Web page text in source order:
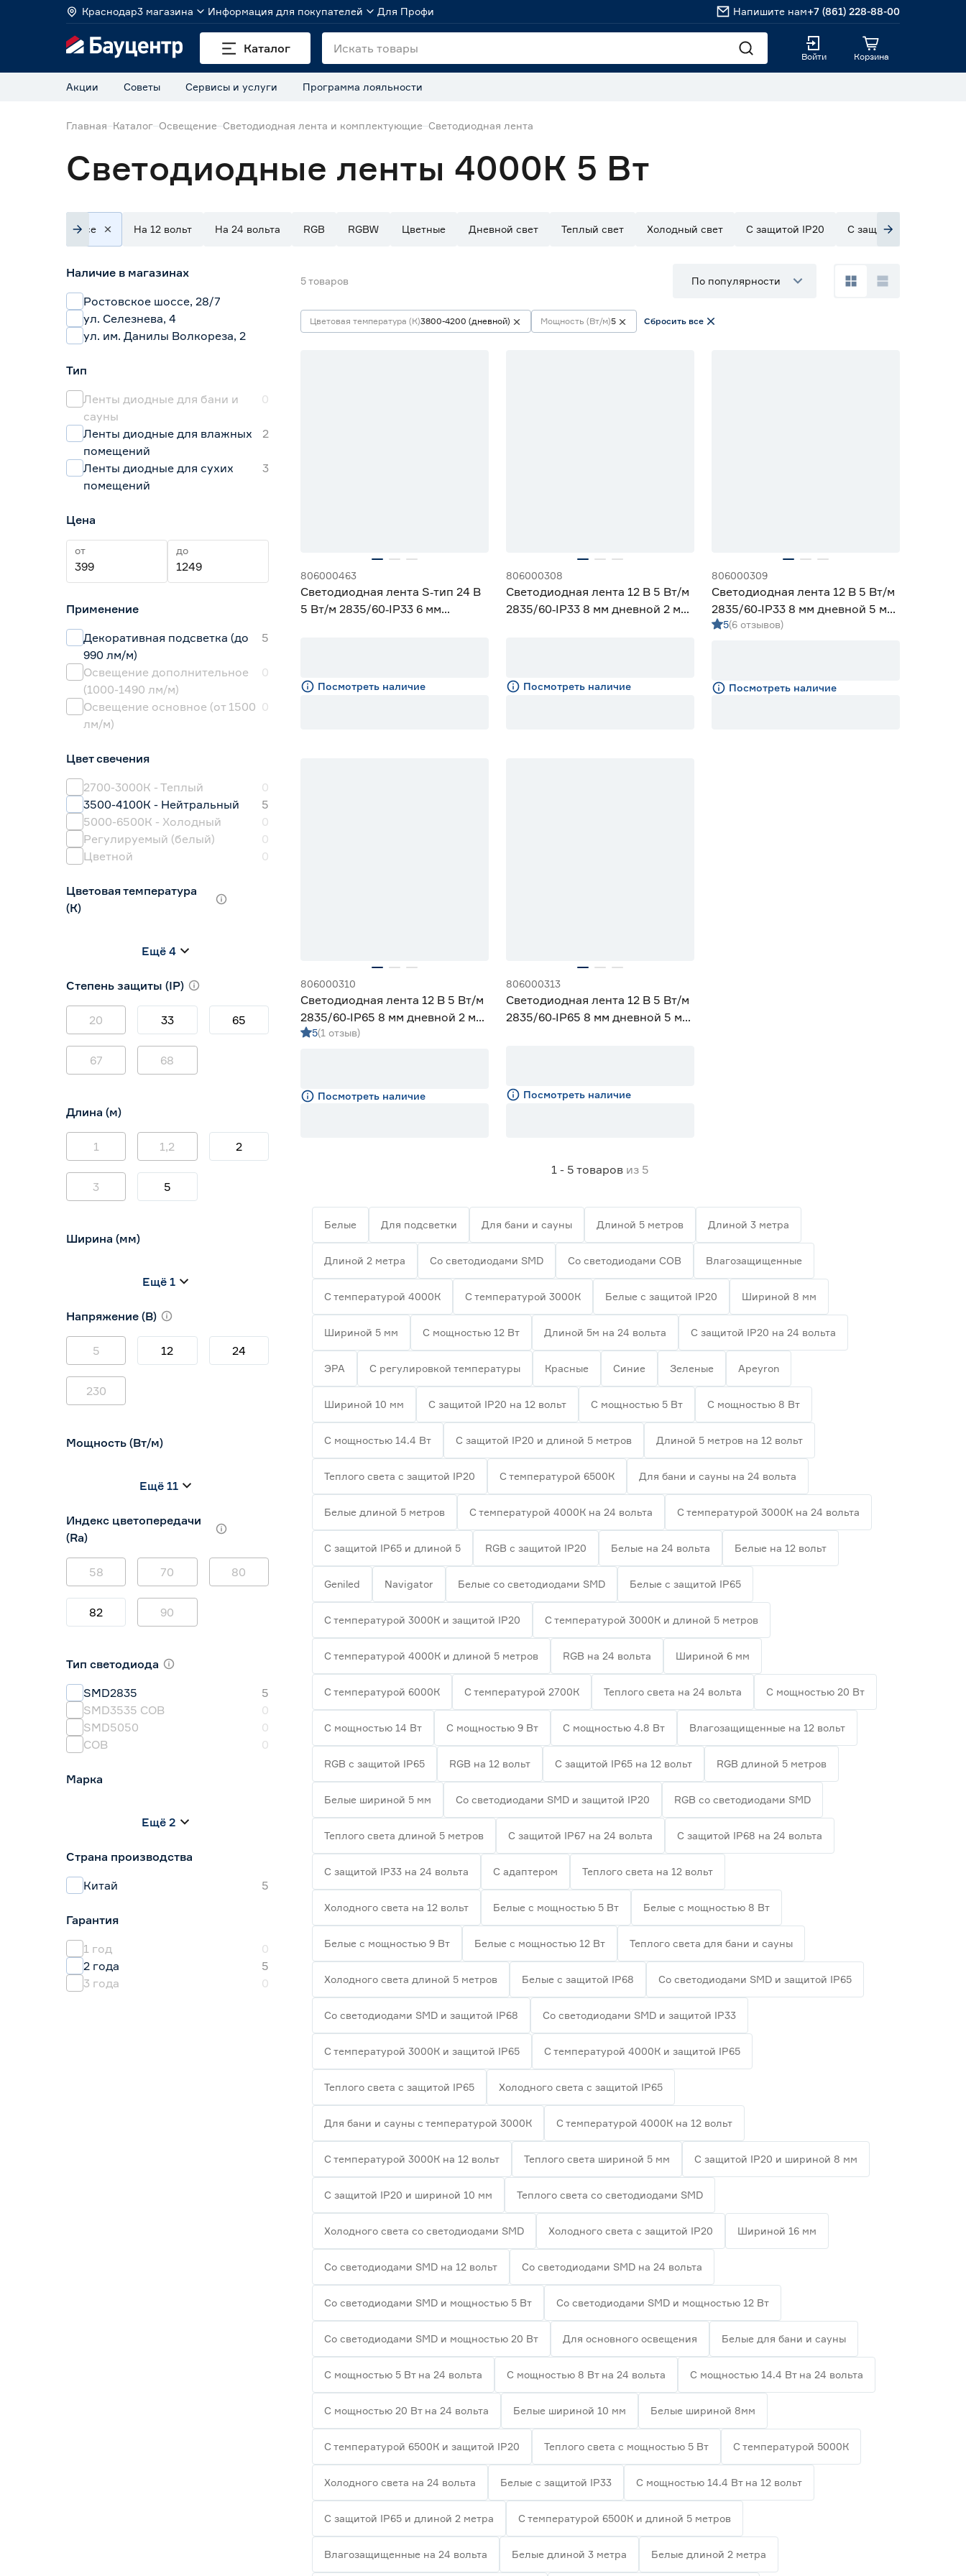
Краснодар3 магазина Информация для покупателей Для Профи Напишите нам+7 (861) 228-88-00
Каталог
Войти Корзина
Акции Советы Сервисы и услуги Программа лояльности
Главная Каталог Освещение Светодиодная лента и комплектующие Светодиодная лента
Светодиодные ленты 4000К 5 Вт
Все На 12 вольт На 24 вольта RGB RGBW Цветные Дневной свет Теплый свет Холодный свет С защитой IP20 С защитой IP33
Наличие в магазинах
Ростовское шоссе, 28/7
ул. Селезнева, 4
ул. им. Данилы Волкореза, 2
Тип
Ленты диодные для бани и
сауны
0
Ленты диодные для влажных
помещений
2
Ленты диодные для сухих
помещений
3
Цена
от до
Применение
Декоративная подсветка (до
990 лм/м)
5
Освещение дополнительное
(1000-1490 лм/м)
0
Освещение основное (от 1500
лм/м)
0
Цвет свечения
2700-3000К - Теплый
0
3500-4100К - Нейтральный
5
5000-6500К - Холодный
0
Регулируемый (белый)
0
Цветной
0
Цветовая температура
(К)
2700-3000 (теплый)
3800-4200 (дневной)
4000 (нейтральный)
0
Ещё 4
Степень защиты (IP)
20 33 65
67 68
Длина (м)
1 1,2 2
3 5
Ширина (мм)
10 12
Ещё 1
Напряжение (В)
5 12 24
230
Мощность (Вт/м)
5 7
Ещё 11
Индекс цветопередачи
(Ra)
58 70 80
82 90
Тип светодиода
SMD2835
5
SMD3535 СОВ
0
SMD5050
0
СОВ
0
Марка
Navigator
Ещё 2
Страна производства
Китай
5
Гарантия
1 год
0
2 года
5
3 года
0
5товаров По популярности
Цветовая температура (К)3800-4200 (дневной) Мощность (Вт/м)5 Сбросить все
806000463
Светодиодная лента S‑тип 24 В
5 Вт/м 2835/60‑IP33 6 мм
Посмотреть наличие
806000308
Светодиодная лента 12 В 5 Вт/м
2835/60‑IP33 8 мм дневной 2 м
Посмотреть наличие
806000309
Светодиодная лента 12 В 5 Вт/м
2835/60‑IP33 8 мм дневной 5 м
Geniled
5(6 отзывов)
Посмотреть наличие
806000310
Светодиодная лента 12 В 5 Вт/м
2835/60‑IP65 8 мм дневной 2 м
Geniled
5(1 отзыв)
Посмотреть наличие
806000313
Светодиодная лента 12 В 5 Вт/м
2835/60‑IP65 8 мм дневной 5 м
Посмотреть наличие
1 - 5 товаров из 5
Белые Для подсветки Для бани и сауны Длиной 5 метров Длиной 3 метра
Длиной 2 метра Со светодиодами SMD Со светодиодами СОВ Влагозащищенные
С температурой 4000К С температурой 3000К Белые с защитой IP20 Шириной 8 мм
Шириной 5 мм С мощностью 12 Вт Длиной 5м на 24 вольта С защитой IP20 на 24 вольта
ЭРА С регулировкой температуры Красные Синие Зеленые Apeyron
Шириной 10 мм С защитой IP20 на 12 вольт С мощностью 5 Вт С мощностью 8 Вт
С мощностью 14.4 Вт С защитой IP20 и длиной 5 метров Длиной 5 метров на 12 вольт
Теплого света с защитой IP20 С температурой 6500К Для бани и сауны на 24 вольта
Белые длиной 5 метров С температурой 4000К на 24 вольта С температурой 3000К на 24 вольта
С защитой IP65 и длиной 5 RGB с защитой IP20 Белые на 24 вольта Белые на 12 вольт
Geniled Navigator Белые со светодиодами SMD Белые с защитой IP65
С температурой 3000К и защитой IP20 С температурой 3000К и длиной 5 метров
С температурой 4000К и длиной 5 метров RGB на 24 вольта Шириной 6 мм
С температурой 6000К С температурой 2700К Теплого света на 24 вольта С мощностью 20 Вт
С мощностью 14 Вт С мощностью 9 Вт С мощностью 4.8 Вт Влагозащищенные на 12 вольт
RGB с защитой IP65 RGB на 12 вольт С защитой IP65 на 12 вольт RGB длиной 5 метров
Белые шириной 5 мм Со светодиодами SMD и защитой IP20 RGB со светодиодами SMD
Теплого света длиной 5 метров С защитой IP67 на 24 вольта С защитой IP68 на 24 вольта
С защитой IP33 на 24 вольта С адаптером Теплого света на 12 вольт
Холодного света на 12 вольт Белые с мощностью 5 Вт Белые с мощностью 8 Вт
Белые с мощностью 9 Вт Белые с мощностью 12 Вт Теплого света для бани и сауны
Холодного света длиной 5 метров Белые с защитой IP68 Со светодиодами SMD и защитой IP65
Со светодиодами SMD и защитой IP68 Со светодиодами SMD и защитой IP33
С температурой 3000К и защитой IP65 С температурой 4000К и защитой IP65
Теплого света с защитой IP65 Холодного света с защитой IP65
Для бани и сауны с температурой 3000К С температурой 4000К на 12 вольт
С температурой 3000К на 12 вольт Теплого света шириной 5 мм С защитой IP20 и шириной 8 мм
С защитой IP20 и шириной 10 мм Теплого света со светодиодами SMD
Холодного света со светодиодами SMD Холодного света с защитой IP20 Шириной 16 мм
Со светодиодами SMD на 12 вольт Со светодиодами SMD на 24 вольта
Со светодиодами SMD и мощностью 5 Вт Со светодиодами SMD и мощностью 12 Вт
Со светодиодами SMD и мощностью 20 Вт Для основного освещения Белые для бани и сауны
С мощностью 5 Вт на 24 вольта С мощностью 8 Вт на 24 вольта С мощностью 14.4 Вт на 24 вольта
С мощностью 20 Вт на 24 вольта Белые шириной 10 мм Белые шириной 8мм
С температурой 6500К и защитой IP20 Теплого света с мощностью 5 Вт С температурой 5000К
Холодного света на 24 вольта Белые с защитой IP33 С мощностью 14.4 Вт на 12 вольт
С защитой IP65 и длиной 2 метра С температурой 6500К и длиной 5 метров
Влагозащищенные на 24 вольта Белые длиной 3 метра Белые длиной 2 метра